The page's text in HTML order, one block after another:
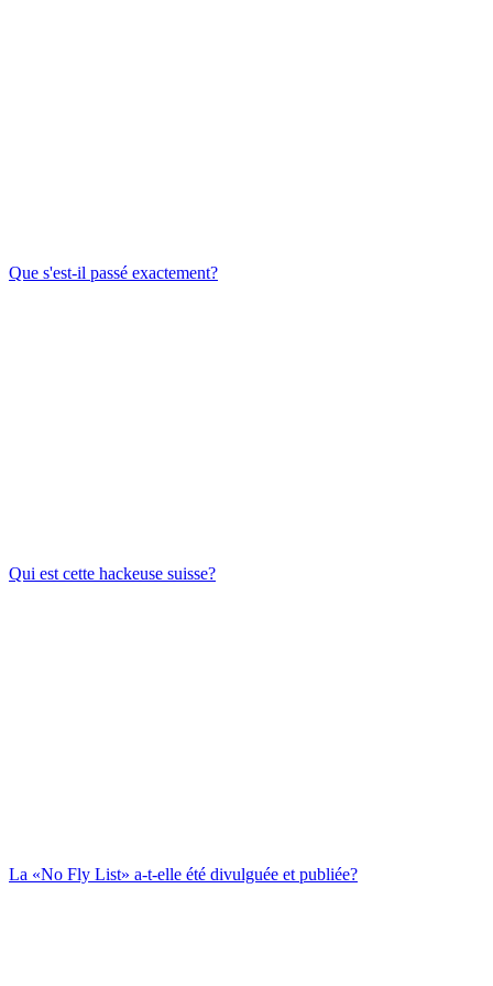
Que s'est-il passé exactement?
Qui est cette hackeuse suisse?
La «No Fly List» a-t-elle été divulguée et publiée?